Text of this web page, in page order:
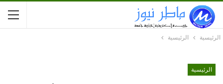
الرئيسية الرئيسية
الرئيسية